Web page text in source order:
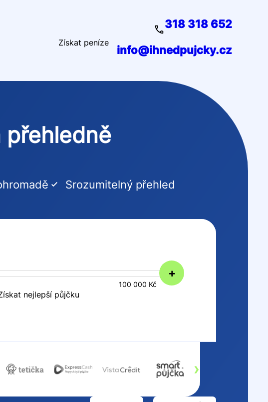
Získat peníze
318 318 652
info@ihnedpujcky.cz
přehledně
Srozumitelný přehled
+
100 000 Kč
nejlepší půjčku
›